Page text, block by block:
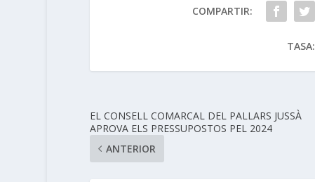
COMPARTIR:
TASA:
EL CONSELL COMARCAL DEL PALLARS JUSSÀ
APROVA ELS PRESSUPOSTOS PEL 2024
ANTERIOR